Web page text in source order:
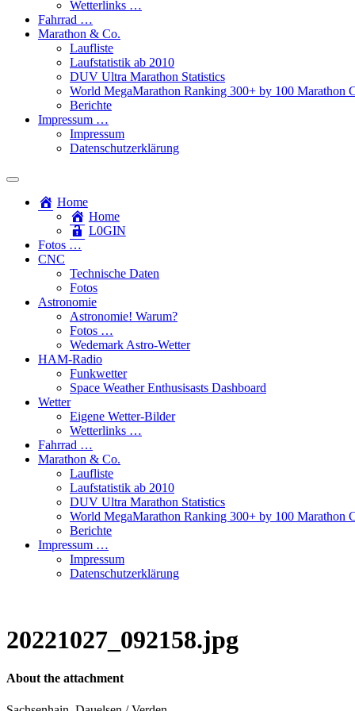
Wetterlinks …
Fahrrad …
Marathon & Co.
Laufliste
Laufstatistik ab 2010
DUV Ultra Marathon Statistics
World MegaMarathon Ranking 300+ by 100 Marathon
Berichte
Impressum …
Impressum
Datenschutzerklärung
Toggle
search
field
Home
Home
L​0​​GIN
Fotos …
CNC
Technische Daten
Fotos
Astronomie
Astronomie! Warum?
Fotos …
Wedemark Astro-Wetter
HAM-Radio
Funkwetter
Space Weather Enthusisasts Dashboard
Wetter
Eigene Wetter-Bilder
Wetterlinks …
Fahrrad …
Marathon & Co.
Laufliste
Laufstatistik ab 2010
DUV Ultra Marathon Statistics
World MegaMarathon Ranking 300+ by 100 Marathon
Berichte
Impressum …
Impressum
Datenschutzerklärung
20221027_092158.jpg
About the attachment